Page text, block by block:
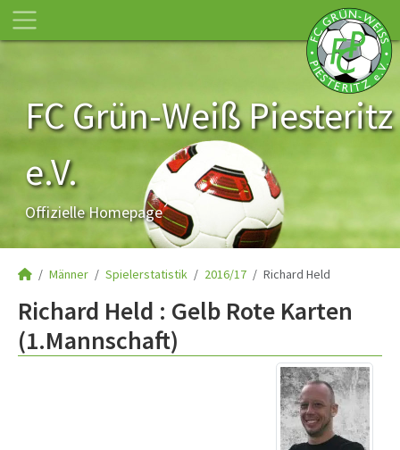
FC Grün-Weiß Piesteritz
e.V.
Offizielle Homepage
Männer Spielerstatistik 2016/17 Richard Held
Richard Held : Gelb Rote Karten
(1.Mannschaft)